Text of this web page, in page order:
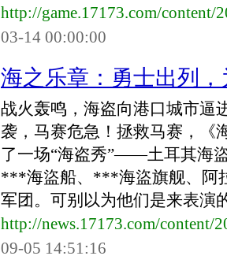
http://game.17173.com/content/
03-14 00:00:00
海之乐章：勇士出列
战火轰鸣，海盗向港口城市逼
袭，马赛危急！拯救马赛，《
了一场“海盗秀”——土耳其海
***海盜船、***海盜旗舰、阿
军团。可别以为他们是来表演
http://news.17173.com/content/
09-05 14:51:16